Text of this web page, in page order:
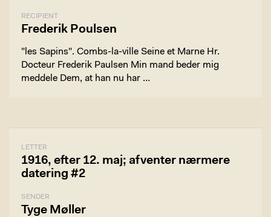
RECIPIENT
Frederik Poulsen
"les Sapins". Combs-la-ville Seine et Marne Hr.
Docteur Frederik Paulsen Min mand beder mig
meddele Dem, at han nu har …
LETTER
1916, efter 12. maj; afventer nærmere
datering #2
SENDER
Tyge Møller